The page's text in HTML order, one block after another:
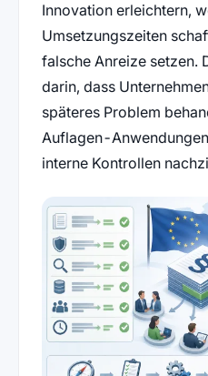
Innovation erleichtern,
Umsetzungszeiten
falsche Anreize setzen.
darin, dass
späteres Problem
Auflagen-
interne Kontrollen